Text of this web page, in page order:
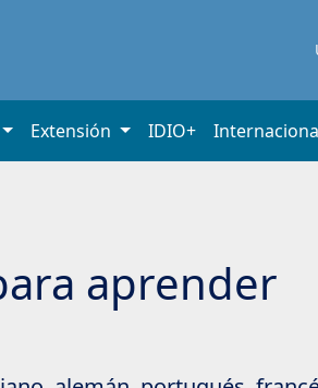
Extensión IDIO+
aprender